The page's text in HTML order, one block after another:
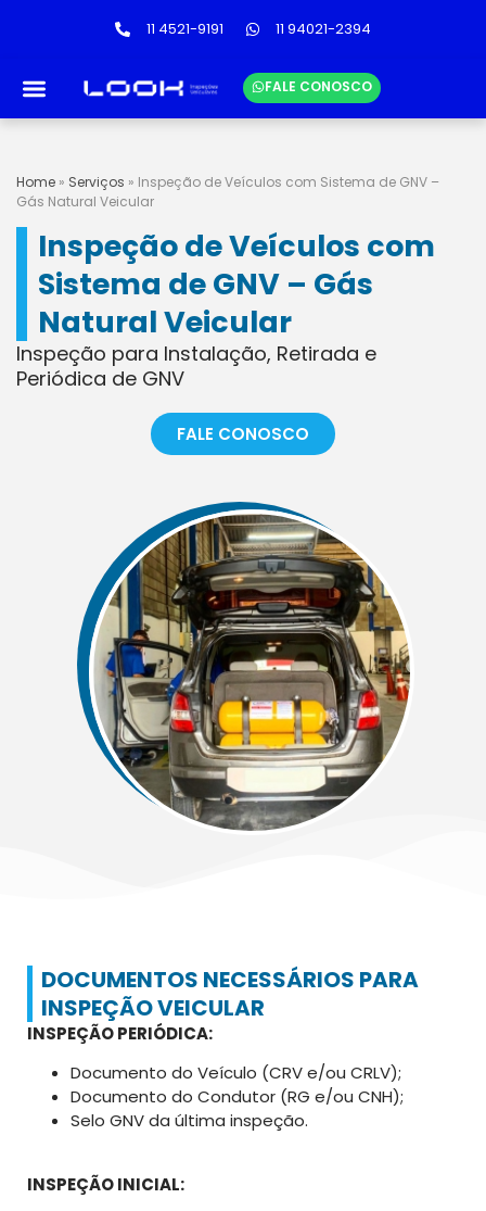
11 4521-9191 11 94021-2394
FALE CONOSCO
Home » Serviços » Inspeção de Veículos com Sistema de GNV –
Gás Natural Veicular
Inspeção de Veículos com
Sistema de GNV – Gás
Natural Veicular
Inspeção para Instalação, Retirada e
Periódica de GNV
FALE CONOSCO
DOCUMENTOS NECESSÁRIOS PARA
INSPEÇÃO VEICULAR
INSPEÇÃO PERIÓDICA:
Documento do Veículo (CRV e/ou CRLV);
Documento do Condutor (RG e/ou CNH);
Selo GNV da última inspeção.
INSPEÇÃO INICIAL: